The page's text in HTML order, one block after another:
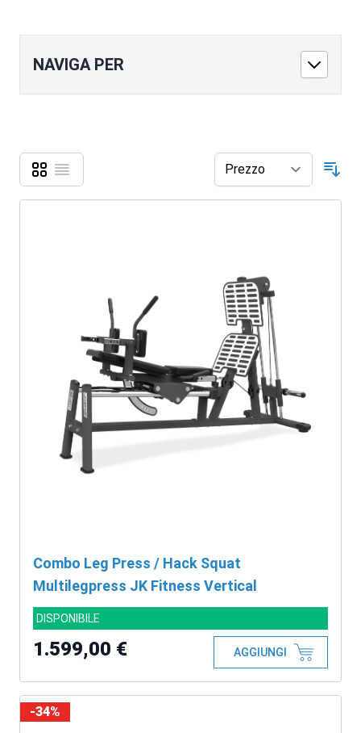
NAVIGA PER
Mostra come
Griglia
Lista
Combo Leg Press / Hack Squat
Multilegpress JK Fitness Vertical
DISPONIBILE
1.599,00 € AGGIUNGI
-34%